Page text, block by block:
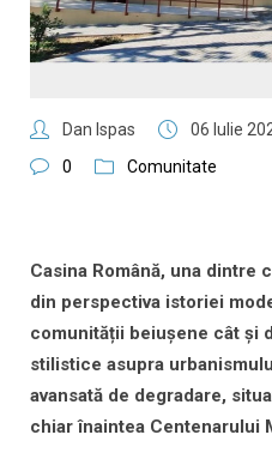
Dan Ispas 06 Iulie
0
Comunitate
Casina Română, una dintre
din perspectiva istoriei
comunității beiușene cât și
stilistice asupra
avansată de degradare,
chiar înaintea Centenarului